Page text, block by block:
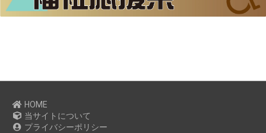
HOME
当サイトについて
プライバシーポリシー